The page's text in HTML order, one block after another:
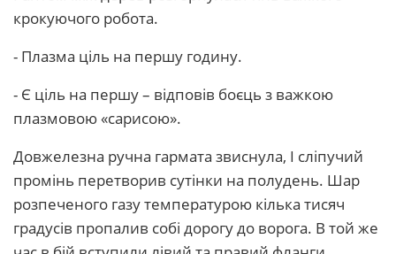
крокуючого робота.
- Плазма ціль на першу годину.
- Є ціль на першу – відповів боєць з важкою
плазмовою «сарисою».
Довжелезна ручна гармата звиснула, І сліпучий
промінь перетворив сутінки на полудень. Шар
розпеченого газу температурою кілька тисяч
градусів пропалив собі дорогу до ворога. В той же